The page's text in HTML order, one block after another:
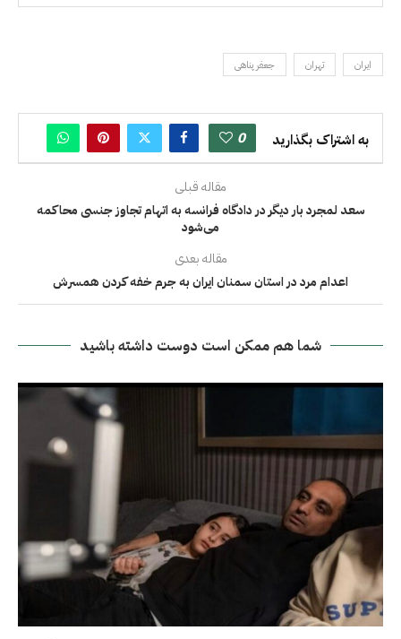
ایران تهران جعفر پناهی
به اشتراک بگذارید 0
مقاله قبلی
سعد لمجرد بار دیگر در دادگاه فرانسه به اتهام تجاوز جنسی محاکمه
می‌شود
مقاله بعدی
اعدام مرد در استان سمنان ایران به جرم خفه کردن همسرش
شما هم ممکن است دوست داشته باشید